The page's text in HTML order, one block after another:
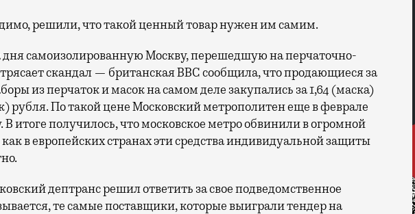
решили, что такой ценный товар нужен им самим.
дня самоизолированную Москву, перешедшую на перчаточно-
скандал — британская ВВС сообщила, что продающиеся за
из перчаток и масок на самом деле закупались за 1,64 (маска)
рубля. По такой цене Московский метрополитен еще в феврале
итоге получилось, что московское метро обвинили в огромной
в европейских странах эти средства индивидуальной защиты
дептранс решил ответить за свое подведомственное
те самые поставщики, которые выиграли тендер на